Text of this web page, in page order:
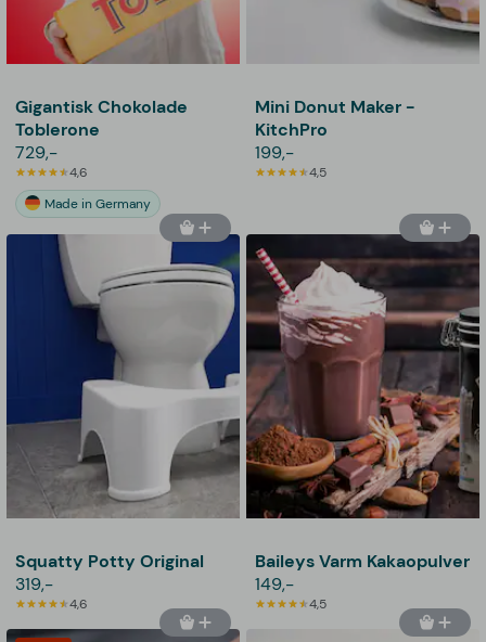
Gigantisk Chokolade
Toblerone
729,-
4,6
Made in Germany
Mini Donut Maker -
KitchPro
199,-
4,5
Squatty Potty Original
319,-
4,6
Baileys Varm Kakaopulver
149,-
4,5